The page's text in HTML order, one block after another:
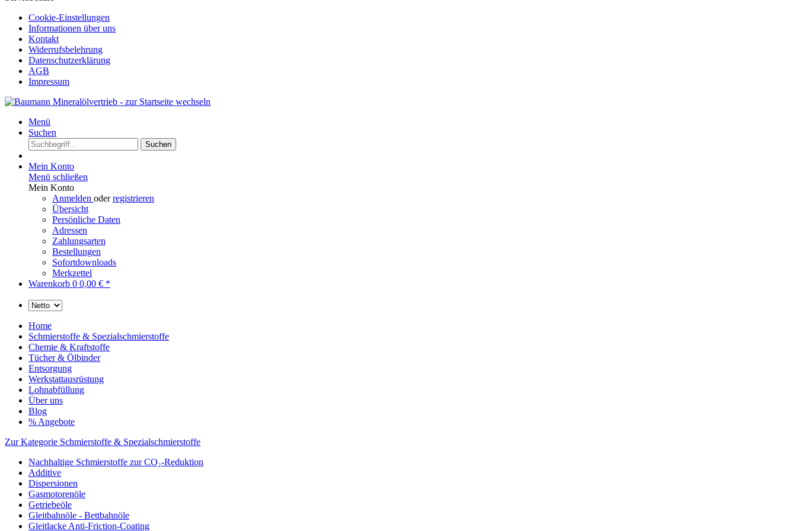
Cookie-Einstellungen
Informationen über uns
Kontakt
Widerrufsbelehrung
Datenschutzerklärung
AGB
Impressum
Menü
Suchen
Suchen
Mein Konto
Menü schließen
Mein Konto
Anmelden oderregistrieren
Übersicht
Persönliche Daten
Adressen
Zahlungsarten
Bestellungen
Sofortdownloads
Merkzettel
Warenkorb 0 0,00 € *
Home
Schmierstoffe & Spezialschmierstoffe
Chemie & Kraftstoffe
Tücher & Ölbinder
Entsorgung
Werkstattausrüstung
Lohnabfüllung
Über uns
Blog
% Angebote
Zur Kategorie Schmierstoffe & Spezialschmierstoffe
Nachhaltige Schmierstoffe zur CO₂-Reduktion
Additive
Dispersionen
Gasmotorenöle
Getriebeöle
Gleitbahnöle - Bettbahnöle
Gleitlacke Anti-Friction-Coating